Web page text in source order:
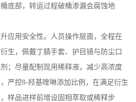
底部，转运过程破桶渗漏会腐蚀地
应用安全性。人员操作层面，全程在
生，佩戴丁腈手套、护目镜与防尘口
；尽量配制现用稀释液，减少高浓度
严控8-羟基喹啉添加比例，在满足衍生
样品进样前增设固相萃取或稀释步